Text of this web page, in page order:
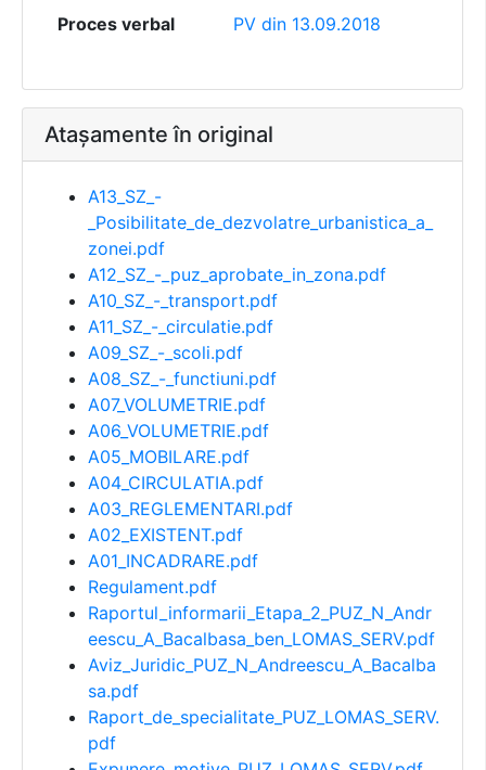
Proces verbal PV din 13.09.2018
Atașamente în original
A13_SZ_-
_Posibilitate_de_dezvolatre_urbanistica_a_
zonei.pdf
A12_SZ_-_puz_aprobate_in_zona.pdf
A10_SZ_-_transport.pdf
A11_SZ_-_circulatie.pdf
A09_SZ_-_scoli.pdf
A08_SZ_-_functiuni.pdf
A07_VOLUMETRIE.pdf
A06_VOLUMETRIE.pdf
A05_MOBILARE.pdf
A04_CIRCULATIA.pdf
A03_REGLEMENTARI.pdf
A02_EXISTENT.pdf
A01_INCADRARE.pdf
Regulament.pdf
Raportul_informarii_Etapa_2_PUZ_N_Andr
eescu_A_Bacalbasa_ben_LOMAS_SERV.pdf
Aviz_Juridic_PUZ_N_Andreescu_A_Bacalba
sa.pdf
Raport_de_specialitate_PUZ_LOMAS_SERV.
pdf